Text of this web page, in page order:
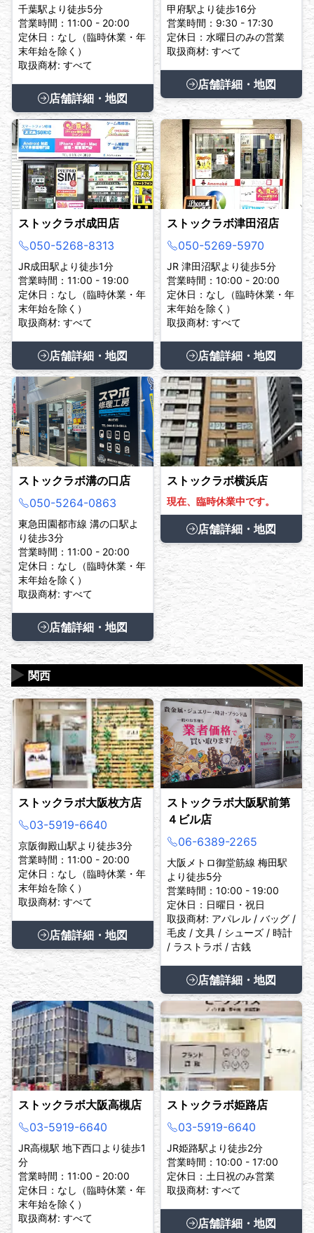
千葉駅より徒歩5分
営業時間：11:00 - 20:00
定休日：なし（臨時休業・年
末年始を除く）
取扱商材: すべて
店舗詳細・地図
甲府駅より徒歩16分
営業時間：9:30 - 17:30
定休日：水曜日のみの営業
取扱商材: すべて
店舗詳細・地図
ストックラボ成田店
050-5268-8313
JR成田駅より徒歩1分
営業時間：11:00 - 19:00
定休日：なし（臨時休業・年
末年始を除く）
取扱商材: すべて
店舗詳細・地図
ストックラボ津田沼店
050-5269-5970
JR 津田沼駅より徒歩5分
営業時間：10:00 - 20:00
定休日：なし（臨時休業・年
末年始を除く）
取扱商材: すべて
店舗詳細・地図
ストックラボ溝の口店
050-5264-0863
東急田園都市線 溝の口駅よ
り徒歩3分
営業時間：11:00 - 20:00
定休日：なし（臨時休業・年
末年始を除く）
取扱商材: すべて
店舗詳細・地図
ストックラボ横浜店
現在、臨時休業中です。
店舗詳細・地図
関西
▶
ストックラボ大阪枚方店
03-5919-6640
京阪御殿山駅より徒歩3分
営業時間：11:00 - 20:00
定休日：なし（臨時休業・年
末年始を除く）
取扱商材: すべて
店舗詳細・地図
ストックラボ大阪駅前第
４ビル店
06-6389-2265
大阪メトロ御堂筋線 梅田駅
より徒歩5分
営業時間：10:00 - 19:00
定休日：日曜日・祝日
取扱商材: アパレル / バッグ /
毛皮 / 文具 / シューズ / 時計
/ ラストラボ / 古銭
店舗詳細・地図
ストックラボ大阪高槻店
03-5919-6640
JR高槻駅 地下西口より徒歩1
分
営業時間：11:00 - 20:00
定休日：なし（臨時休業・年
末年始を除く）
取扱商材: すべて
ストックラボ姫路店
03-5919-6640
JR姫路駅より徒歩2分
営業時間：10:00 - 17:00
定休日：土日祝のみ営業
取扱商材: すべて
店舗詳細・地図